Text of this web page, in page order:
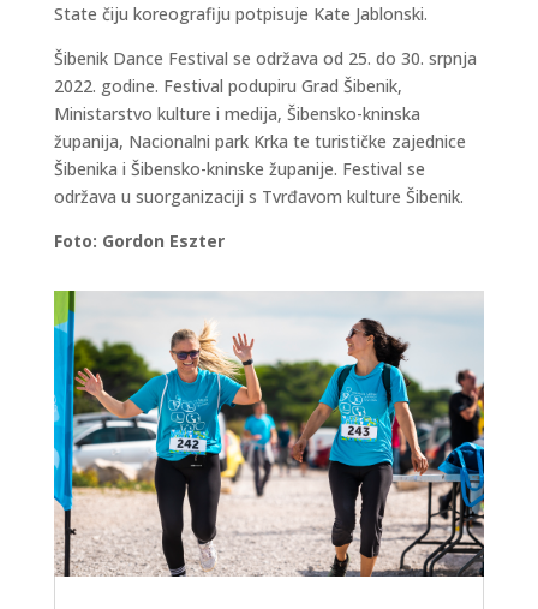
State čiju koreografiju potpisuje Kate Jablonski.
Šibenik Dance Festival se održava od 25. do 30. srpnja
2022. godine. Festival podupiru Grad Šibenik,
Ministarstvo kulture i medija, Šibensko-kninska
županija, Nacionalni park Krka te turističke zajednice
Šibenika i Šibensko-kninske županije. Festival se
održava u suorganizaciji s Tvrđavom kulture Šibenik.
Foto: Gordon Eszter